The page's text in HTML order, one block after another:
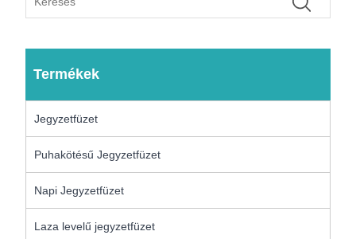
Termékek
Jegyzetfüzet
Puhakötésű Jegyzetfüzet
Napi Jegyzetfüzet
Laza levelű jegyzetfüzet